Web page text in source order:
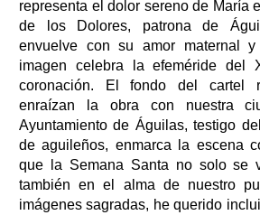
representa el dolor sereno de María
de los Dolores, patrona de
envuelve con su amor maternal
imagen celebra la efeméride del
coronación. El fondo del cartel
enraízan la obra con nuestra
Ayuntamiento de Águilas, testigo
de aguileños, enmarca la escena
que la Semana Santa no solo se
también en el alma de nuestro
imágenes sagradas, he querido